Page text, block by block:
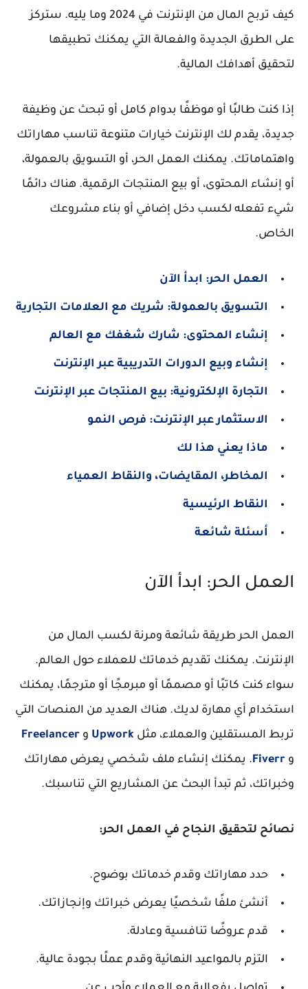
كيف تربح المال من الإنترنت في 2024 وما يليه. ستركز
على الطرق الجديدة والفعالة التي يمكنك تطبيقها
لتحقيق أهدافك المالية.
إذا كنت طالبًا أو موظفًا بدوام كامل أو تبحث عن وظيفة
جديدة، يقدم لك الإنترنت خيارات متنوعة تناسب مهاراتك
واهتماماتك. يمكنك العمل الحر، أو التسويق بالعمولة،
أو إنشاء المحتوى، أو بيع المنتجات الرقمية. هناك دائمًا
شيء تفعله لكسب دخل إضافي أو بناء مشروعك
الخاص.
العمل الحر: ابدأ الآن
التسويق بالعمولة: شريك مع العلامات التجارية
إنشاء المحتوى: شارك شغفك مع العالم
إنشاء وبيع الدورات التدريبية عبر الإنترنت
التجارة الإلكترونية: بيع المنتجات عبر الإنترنت
الاستثمار عبر الإنترنت: فرص النمو
ماذا يعني هذا لك
المخاطر، المقايضات، والنقاط العمياء
النقاط الرئيسية
أسئلة شائعة
العمل الحر: ابدأ الآن
العمل الحر طريقة شائعة ومرنة لكسب المال من
الإنترنت. يمكنك تقديم خدماتك للعملاء حول العالم.
سواء كنت كاتبًا أو مصممًا أو مبرمجًا أو مترجمًا، يمكنك
استخدام أي مهارة لديك. هناك العديد من المنصات التي
تربط المستقلين والعملاء، مثل Upwork و Freelancer
و Fiverr. يمكنك إنشاء ملف شخصي يعرض مهاراتك
وخبراتك، ثم تبدأ البحث عن المشاريع التي تناسبك.
نصائح لتحقيق النجاح في العمل الحر:
حدد مهاراتك وقدم خدماتك بوضوح.
أنشئ ملفًا شخصيًا يعرض خبراتك وإنجازاتك.
قدم عروضًا تنافسية وعادلة.
التزم بالمواعيد النهائية وقدم عملًا بجودة عالية.